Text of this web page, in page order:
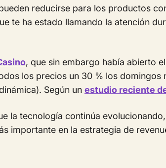
reducirse para los productos
te ha estado llamando la atención
, que sin embargo había abierto
los precios un 30 % los
Según un estudio reciente
la tecnología continúa
importante en la estrategia de